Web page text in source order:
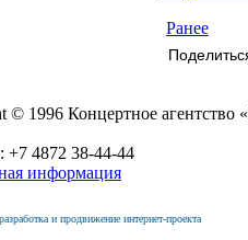
Ранее
© 1996 Концертное
+7 4872 38-44-44
информация
и продвижение интернет-проекта